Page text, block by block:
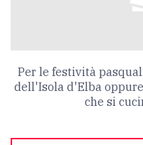
Per le festività
dell'Isola d'Elba
che si